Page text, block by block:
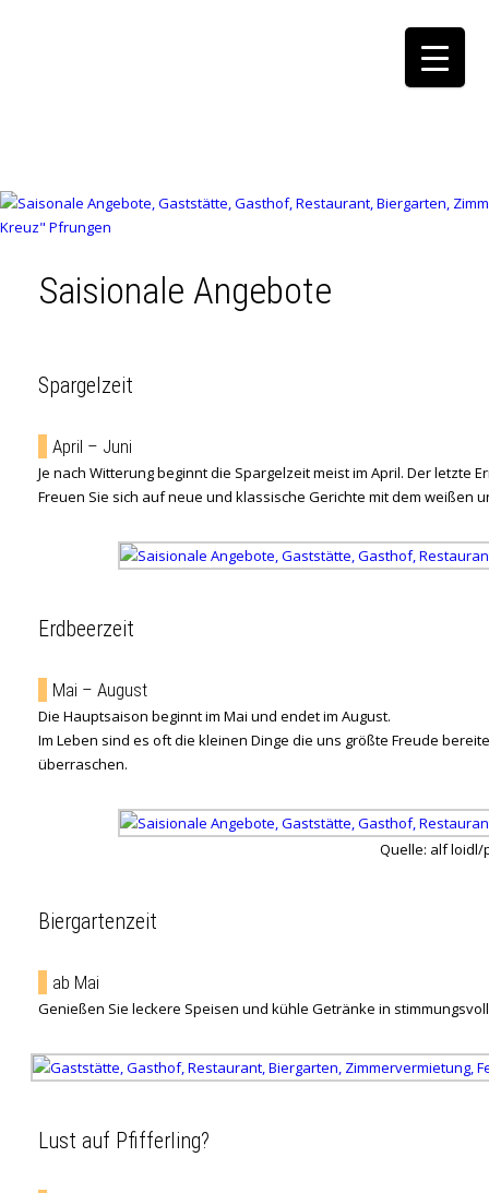
Saisionale Angebote
Spargelzeit
April – Juni
Je nach Witterung beginnt die Spargelzeit meist im April. Der letzte
Freuen Sie sich auf neue und klassische Gerichte mit dem weißen
Erdbeerzeit
Mai – August
Die Hauptsaison beginnt im Mai und endet im August.
Im Leben sind es oft die kleinen Dinge die uns größte Freude
überraschen.
Quelle: alf loidl/
Biergartenzeit
ab Mai
Genießen Sie leckere Speisen und kühle Getränke in
Lust auf Pfifferling?